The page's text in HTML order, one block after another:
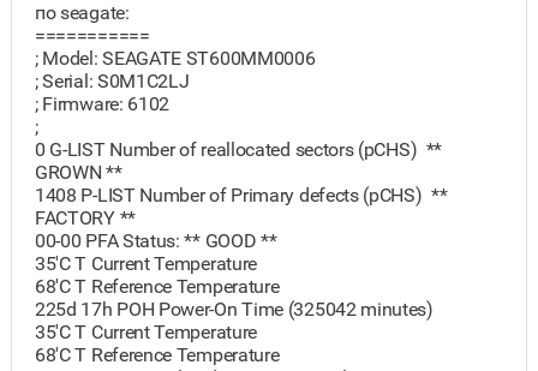
по seagate:
===========
; Model: SEAGATE ST600MM0006
; Serial: S0M1C2LJ
; Firmware: 6102
;
0 G-LIST Number of reallocated sectors (pCHS) **
GROWN **
1408 P-LIST Number of Primary defects (pCHS) **
FACTORY **
00-00 PFA Status: ** GOOD **
35'C T Current Temperature
68'C T Reference Temperature
225d 17h POH Power-On Time (325042 minutes)
35'C T Current Temperature
68'C T Reference Temperature